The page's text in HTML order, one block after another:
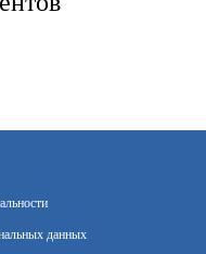
данных